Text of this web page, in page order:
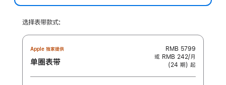
选择表带款式:
Apple 独家提供
单圈表带
RMB 5799
或 RMB 242/月
(24 期) 起